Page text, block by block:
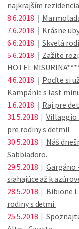
najkrajším
8.6.2018 |
7.6.2018 | Krásne
6.6.2018 | Skvelá
5.6.2018 | Zažite
HOTEL
4.6.2018 | Poďte si
Kampánie s last
1.6.2018 | Raj pre
31.5.2018 | Villaggio
pre rodiny s deťmi!
30.5.2018 | Náš
Sabbiadoro.
29.5.2018 | Gargáno
siahajúce až k
28.5.2018 | Bibione
rodiny s deťmi.
25.5.2018 |